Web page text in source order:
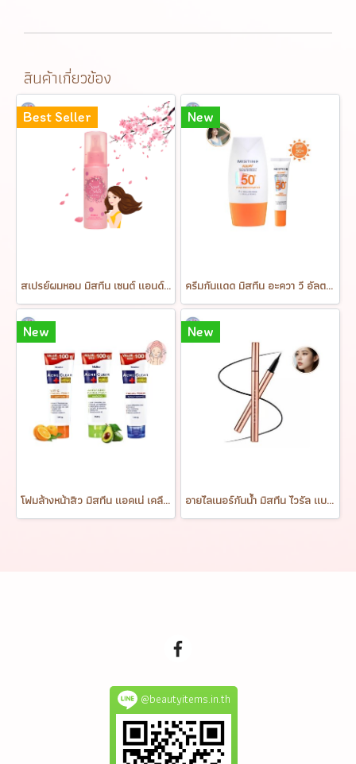
สินค้าเกี่ยวข้อง
Best Seller
สเปรย์ผมหอม มิสทีน เซนต์ แอนด์ ไชน์ แฮร์ สเปรย์ Mistine Scent & Shine Hair Spray 100 ml.
New
ครีมกันแดด มิสทีน อะควา วี อัลตร้า ไลท์แอนด์ไบร์ท ซันสกรีน เอสพีเอฟ50+ พีเอ++++ MISTINE AQUA V ULTRA LIGHT&BRIGHT SUNSCREEN SPF50+ PA++++
New
โฟมล้างหน้าสิว มิสทีน แอคเน่ เคลียร์ หลอดใหญ่ 100 กรัม Mistine Acne Clear Facial Foam 100 g.
New
อายไลเนอร์กันน้ำ มิสทีน ไวรัล แบล็ค Mistine Viral Black Eyeliner 1g.
@beautyitems.in.th